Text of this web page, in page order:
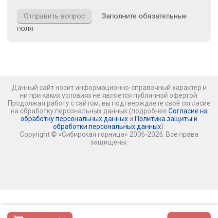
Заполните обязательные
поля
Данный сайт носит информационно-справочный характер и
ни при каких условиях не является публичной офертой.
Продолжая работу с сайтом, вы подтверждаете своё согласие
на обработку персональных данных (подробнее Согласие на
обработку персональных данных и Политика защиты и
обработки персональных данных).
Copyright © «Сибирская горница» 2006-2026. Все права
защищены.